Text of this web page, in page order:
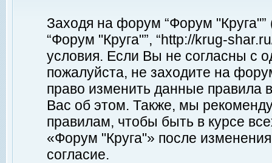
Заходя на форум “Форум
“Форум "Круга"”, “http://krug-
условия. Если Вы не согласны с
пожалуйста, не заходите на
право изменить данные правила
Вас об этом. Также, мы
правилам, чтобы быть в курсе
«Форум "Круга"» после
согласие.